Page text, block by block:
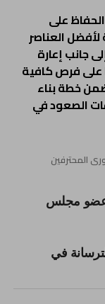
على
العناصر
من فريق الرديف مواليد 2005، إلى جانب إعارة
على فرص كافية
خطة بناء
الصعود في
المحترفين
عضو مجلس
في